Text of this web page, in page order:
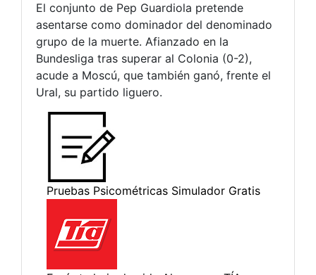
El conjunto de Pep Guardiola pretende
asentarse como dominador del denominado
grupo de la muerte. Afianzado en la
Bundesliga tras superar al Colonia (0-2),
acude a Moscú, que también ganó, frente el
Ural, su partido liguero.